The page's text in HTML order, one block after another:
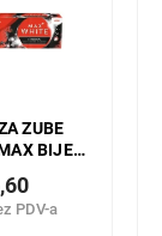
ZUBE
BIJELI
PDV-a